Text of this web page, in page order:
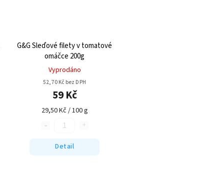
G&G Sleďové filety v tomatové
omáčce 200g
Vyprodáno
52,70 Kč bez DPH
59 Kč
29,50 Kč / 100 g
Detail